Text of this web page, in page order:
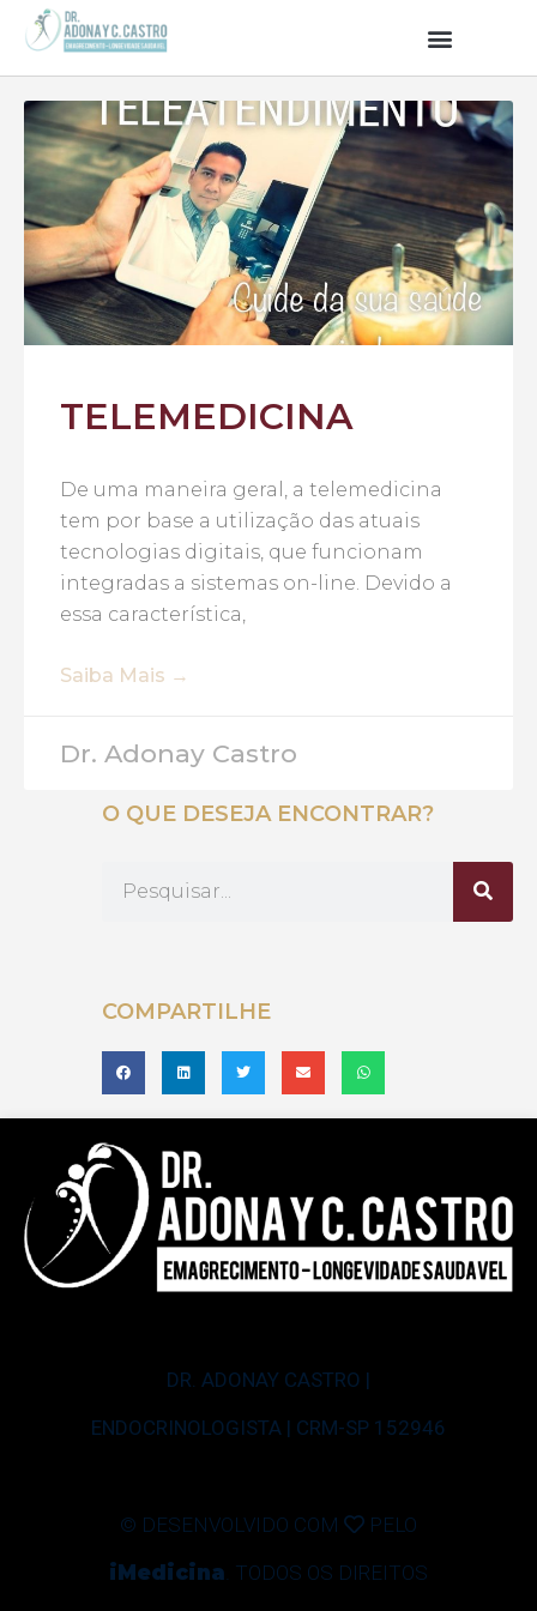
TELEMEDICINA
De uma maneira geral, a telemedicina
tem por base a utilização das atuais
tecnologias digitais, que funcionam
integradas a sistemas on-line. Devido a
essa característica,
Saiba Mais →
Dr. Adonay Castro
O QUE DESEJA ENCONTRAR?
COMPARTILHE
DR. ADONAY CASTRO |
ENDOCRINOLOGISTA | CRM-SP 152946
© DESENVOLVIDO COM
PELO
iMedicina . TODOS OS DIREITOS